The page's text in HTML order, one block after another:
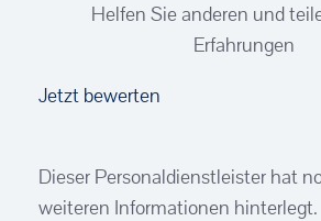
Helfen Sie anderen und
Erfahrungen
Jetzt bewerten
Dieser Personaldienstleister hat
weiteren Informationen hinterlegt.